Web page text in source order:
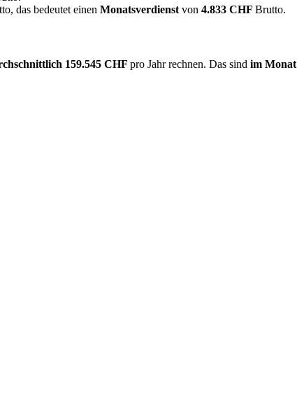
das bedeutet einen Monatsverdienst von 4.833 CHF Brutto.
159.545 CHF pro Jahr rechnen. Das sind im Monat